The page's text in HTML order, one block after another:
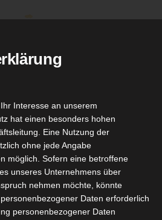
Interesse an unserem
hat einen besonders hohen
Eine Nutzung der
ohne jede Angabe
möglich. Sofern eine betroffene
unseres Unternehmens über
nehmen möchte, könnte
Daten erforderlich
personenbezogener Daten